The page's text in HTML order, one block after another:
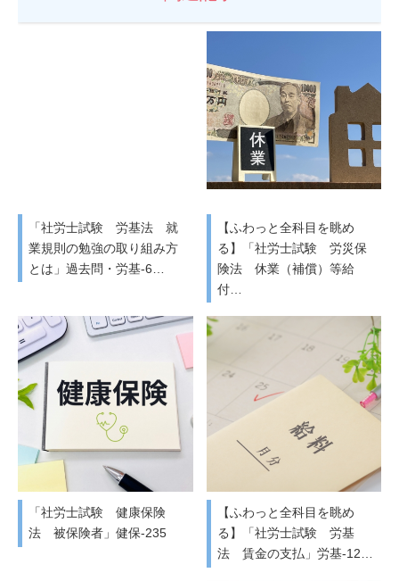
「社労士試験 労基法 就
業規則の勉強の取り組み方
とは」過去問・労基-6…
【ふわっと全科目を眺め
る】「社労士試験 労災保
険法 休業（補償）等給
付…
「社労士試験 健康保険
法 被保険者」健保-235
【ふわっと全科目を眺め
る】「社労士試験 労基
法 賃金の支払」労基-12…